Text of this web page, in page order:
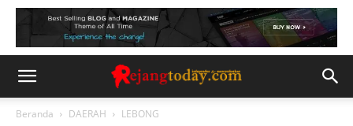
Beranda DAERAH LEBONG